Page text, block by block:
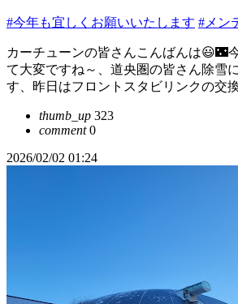
#今年も宜しくお願いいたします #メン
カーチューンの皆さんこんばんは😃🌃
て大変ですね～、道央圏の皆さん除雪
す、昨日はフロントスタビリンクの交
thumb_up 323
comment0
2026/02/02 01:24